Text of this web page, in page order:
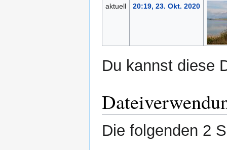
aktuell
20:19, 23. Okt. 2020
Du kannst diese
Die folgenden 2